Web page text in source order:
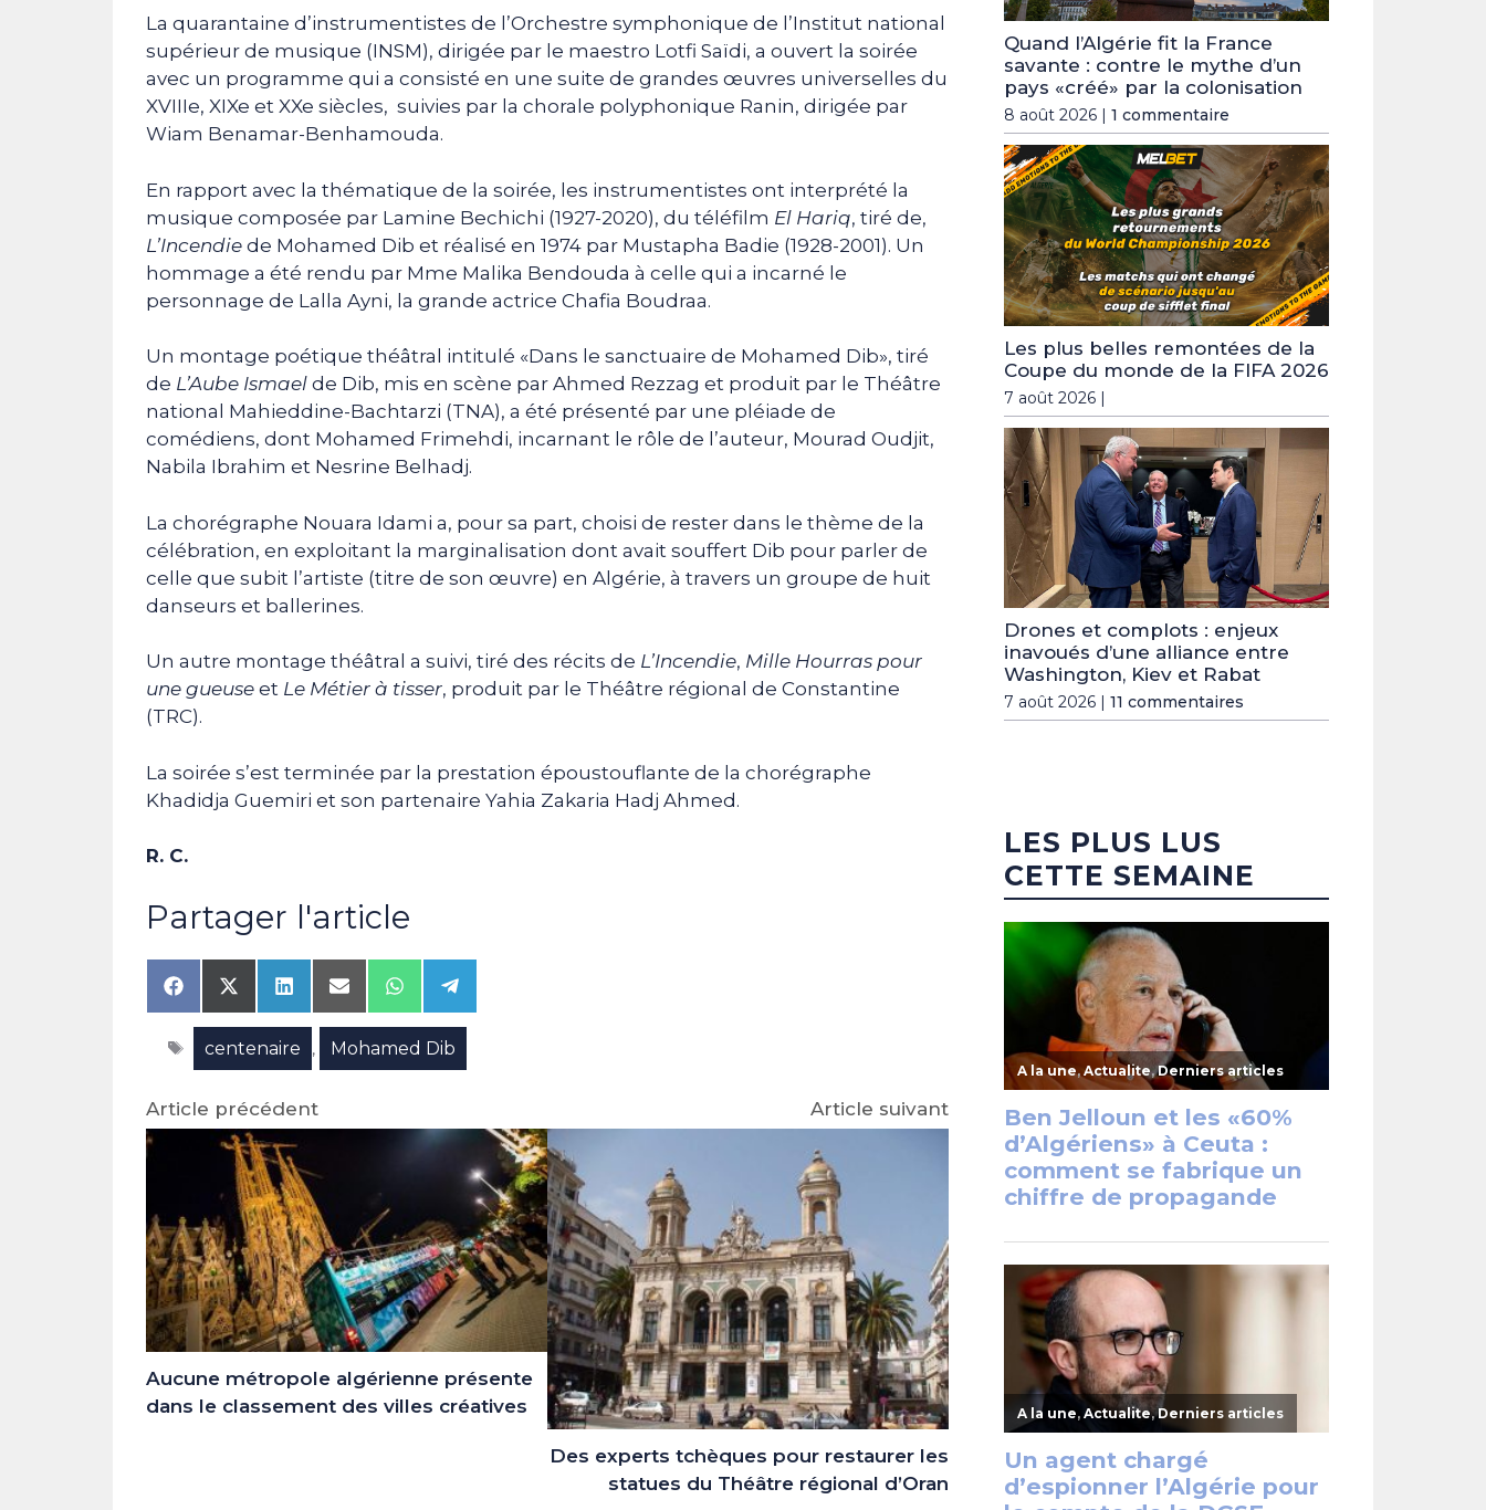
La quarantaine d’instrumentistes de l’Orchestre symphonique de l’Institut national
supérieur de musique (INSM), dirigée par le maestro Lotfi Saïdi, a ouvert la soirée
avec un programme qui a consisté en une suite de grandes œuvres universelles du
XVIIIe, XIXe et XXe siècles, suivies par la chorale polyphonique Ranin, dirigée par
Wiam Benamar-Benhamouda.
En rapport avec la thématique de la soirée, les instrumentistes ont interprété la
musique composée par Lamine Bechichi (1927-2020), du téléfilm El Hariq, tiré de,
L’Incendie de Mohamed Dib et réalisé en 1974 par Mustapha Badie (1928-2001). Un
hommage a été rendu par Mme Malika Bendouda à celle qui a incarné le
personnage de Lalla Ayni, la grande actrice Chafia Boudraa.
Un montage poétique théâtral intitulé «Dans le sanctuaire de Mohamed Dib», tiré
de L’Aube Ismael de Dib, mis en scène par Ahmed Rezzag et produit par le Théâtre
national Mahieddine-Bachtarzi (TNA), a été présenté par une pléiade de
comédiens, dont Mohamed Frimehdi, incarnant le rôle de l’auteur, Mourad Oudjit,
Nabila Ibrahim et Nesrine Belhadj.
La chorégraphe Nouara Idami a, pour sa part, choisi de rester dans le thème de la
célébration, en exploitant la marginalisation dont avait souffert Dib pour parler de
celle que subit l’artiste (titre de son œuvre) en Algérie, à travers un groupe de huit
danseurs et ballerines.
Un autre montage théâtral a suivi, tiré des récits de L’Incendie, Mille Hourras pour
une gueuse et Le Métier à tisser, produit par le Théâtre régional de Constantine
(TRC).
La soirée s’est terminée par la prestation époustouflante de la chorégraphe
Khadidja Guemiri et son partenaire Yahia Zakaria Hadj Ahmed.
R. C.
Partager l'article
Share
on
Facebook
Share
on
X
(Twitter)
Share
on
LinkedIn
Share
on
Email
Share
on
WhatsApp
Share
on
Telegram
Étiquettes
centenaire , Mohamed Dib
Article précédent
Aucune métropole algérienne présente
dans le classement des villes créatives
Article suivant
Des experts tchèques pour restaurer les
statues du Théâtre régional d’Oran
Quand l’Algérie fit la France
savante : contre le mythe d’un
pays «créé» par la colonisation
8 août 2026 | 1 commentaire
Les plus belles remontées de la
Coupe du monde de la FIFA 2026
7 août 2026 |
Drones et complots : enjeux
inavoués d’une alliance entre
Washington, Kiev et Rabat
7 août 2026 | 11 commentaires
LES PLUS LUS
CETTE SEMAINE